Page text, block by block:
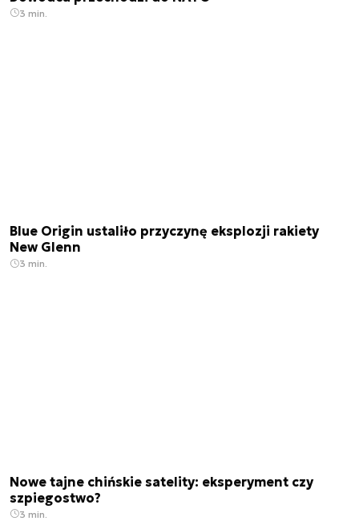
3 min.
Blue Origin ustaliło przyczynę eksplozji rakiety
New Glenn
3 min.
Nowe tajne chińskie satelity: eksperyment czy
szpiegostwo?
3 min.